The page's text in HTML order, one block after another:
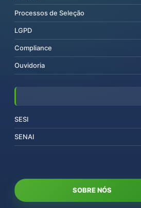
Processos de Seleção
LGPD
Compliance
Ouvidoria
SESI
SENAI
SOBRE NÓS